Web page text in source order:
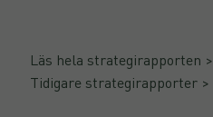
Läs hela strategirapporten >
Tidigare strategirapporter >